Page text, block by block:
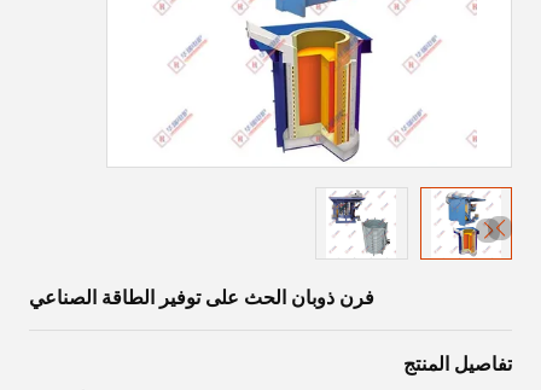
فرن ذوبان الحث على توفير الطاقة الصناعي
تفاصيل المنتج